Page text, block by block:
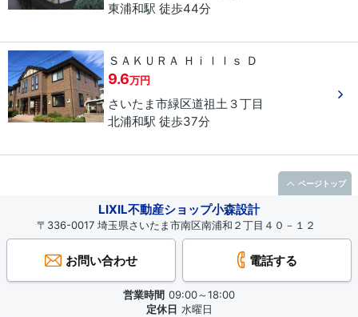
東浦和駅 徒歩44分
ＳＡＫＵＲＡ Ｈｉｌｌｓ Ｄ
9.6万円
さいたま市緑区道祖土３丁目
北浦和駅 徒歩37分
LIXIL不動産ショップ小森設計
〒336-0017 埼玉県さいたま市南区南浦和２丁目４０－１２
お問い合わせ 電話する
営業時間 09:00～18:00
定休日 水曜日
ページトップ